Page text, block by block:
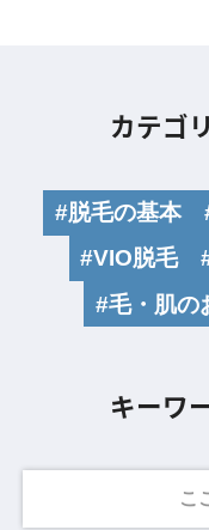
カテゴ
#脱毛の基本
#VIO脱毛
#毛・肌の
キーワ